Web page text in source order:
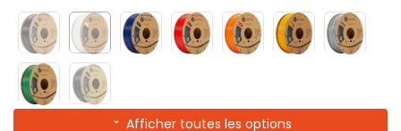
Afficher toutes les options